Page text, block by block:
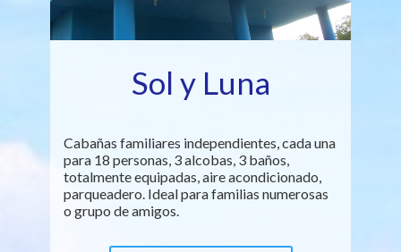
Sol y Luna
Cabañas familiares independientes, cada una
para 18 personas, 3 alcobas, 3 baños,
totalmente equipadas, aire acondicionado,
parqueadero. Ideal para familias numerosas
o grupo de amigos.